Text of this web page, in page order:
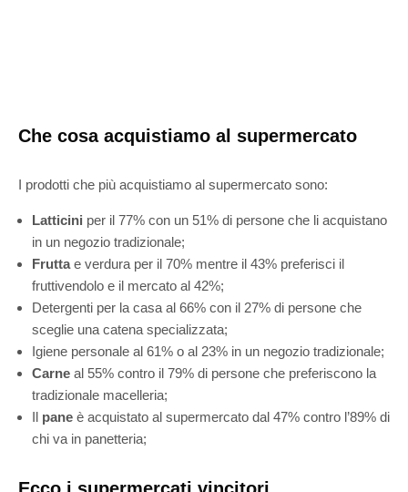
Che cosa acquistiamo al supermercato
I prodotti che più acquistiamo al supermercato sono:
Latticini per il 77% con un 51% di persone che li acquistano
in un negozio tradizionale;
Fruttae verdura per il 70% mentre il 43% preferisci il
fruttivendolo e il mercato al 42%;
Detergenti per la casa al 66% con il 27% di persone che
sceglie una catena specializzata;
Igiene personale al 61% o al 23% in un negozio tradizionale;
Carne al 55% contro il 79% di persone che preferiscono la
tradizionale macelleria;
Il pane è acquistato al supermercato dal 47% contro l’89% di
chi va in panetteria;